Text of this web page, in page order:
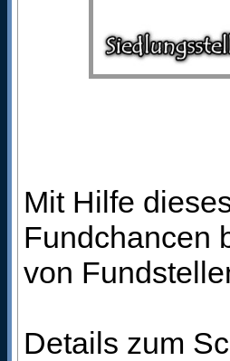
Mit Hilfe
Fundchancen
von
Details zum